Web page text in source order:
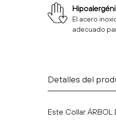
El acero
adecuado
Detalles del
Este Collar